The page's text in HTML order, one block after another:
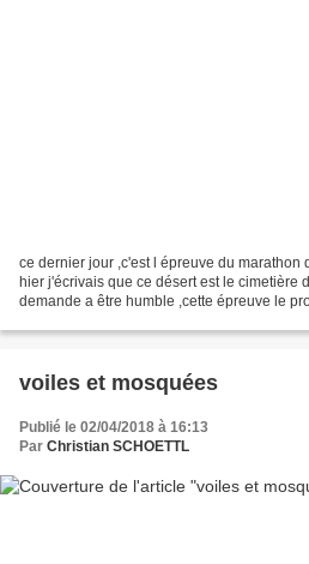
ce dernier jour ,c'est l épreuve du marathon
hier j'écrivais que ce désert est le cimetière
demande a être humble ,cette épreuve le
voiles et mosquées
Publié le 02/04/2018 à 16:13
Par Christian SCHOETTL